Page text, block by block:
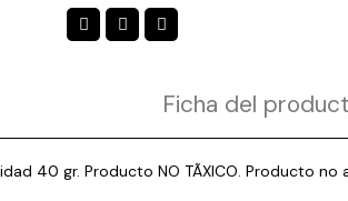
Ficha del
40 gr. Producto NO TÃXICO. Producto